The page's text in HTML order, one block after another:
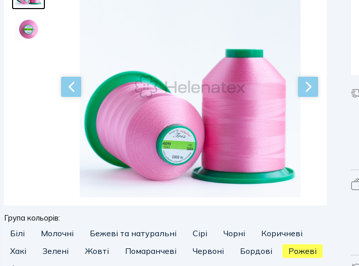
Група кольорів:
Білі Молочні Бежеві та натуральні Сірі Чорні
Коричневі
Хакі
Зелені Жовті Помаранчеві Червоні Бордові
Рожеві